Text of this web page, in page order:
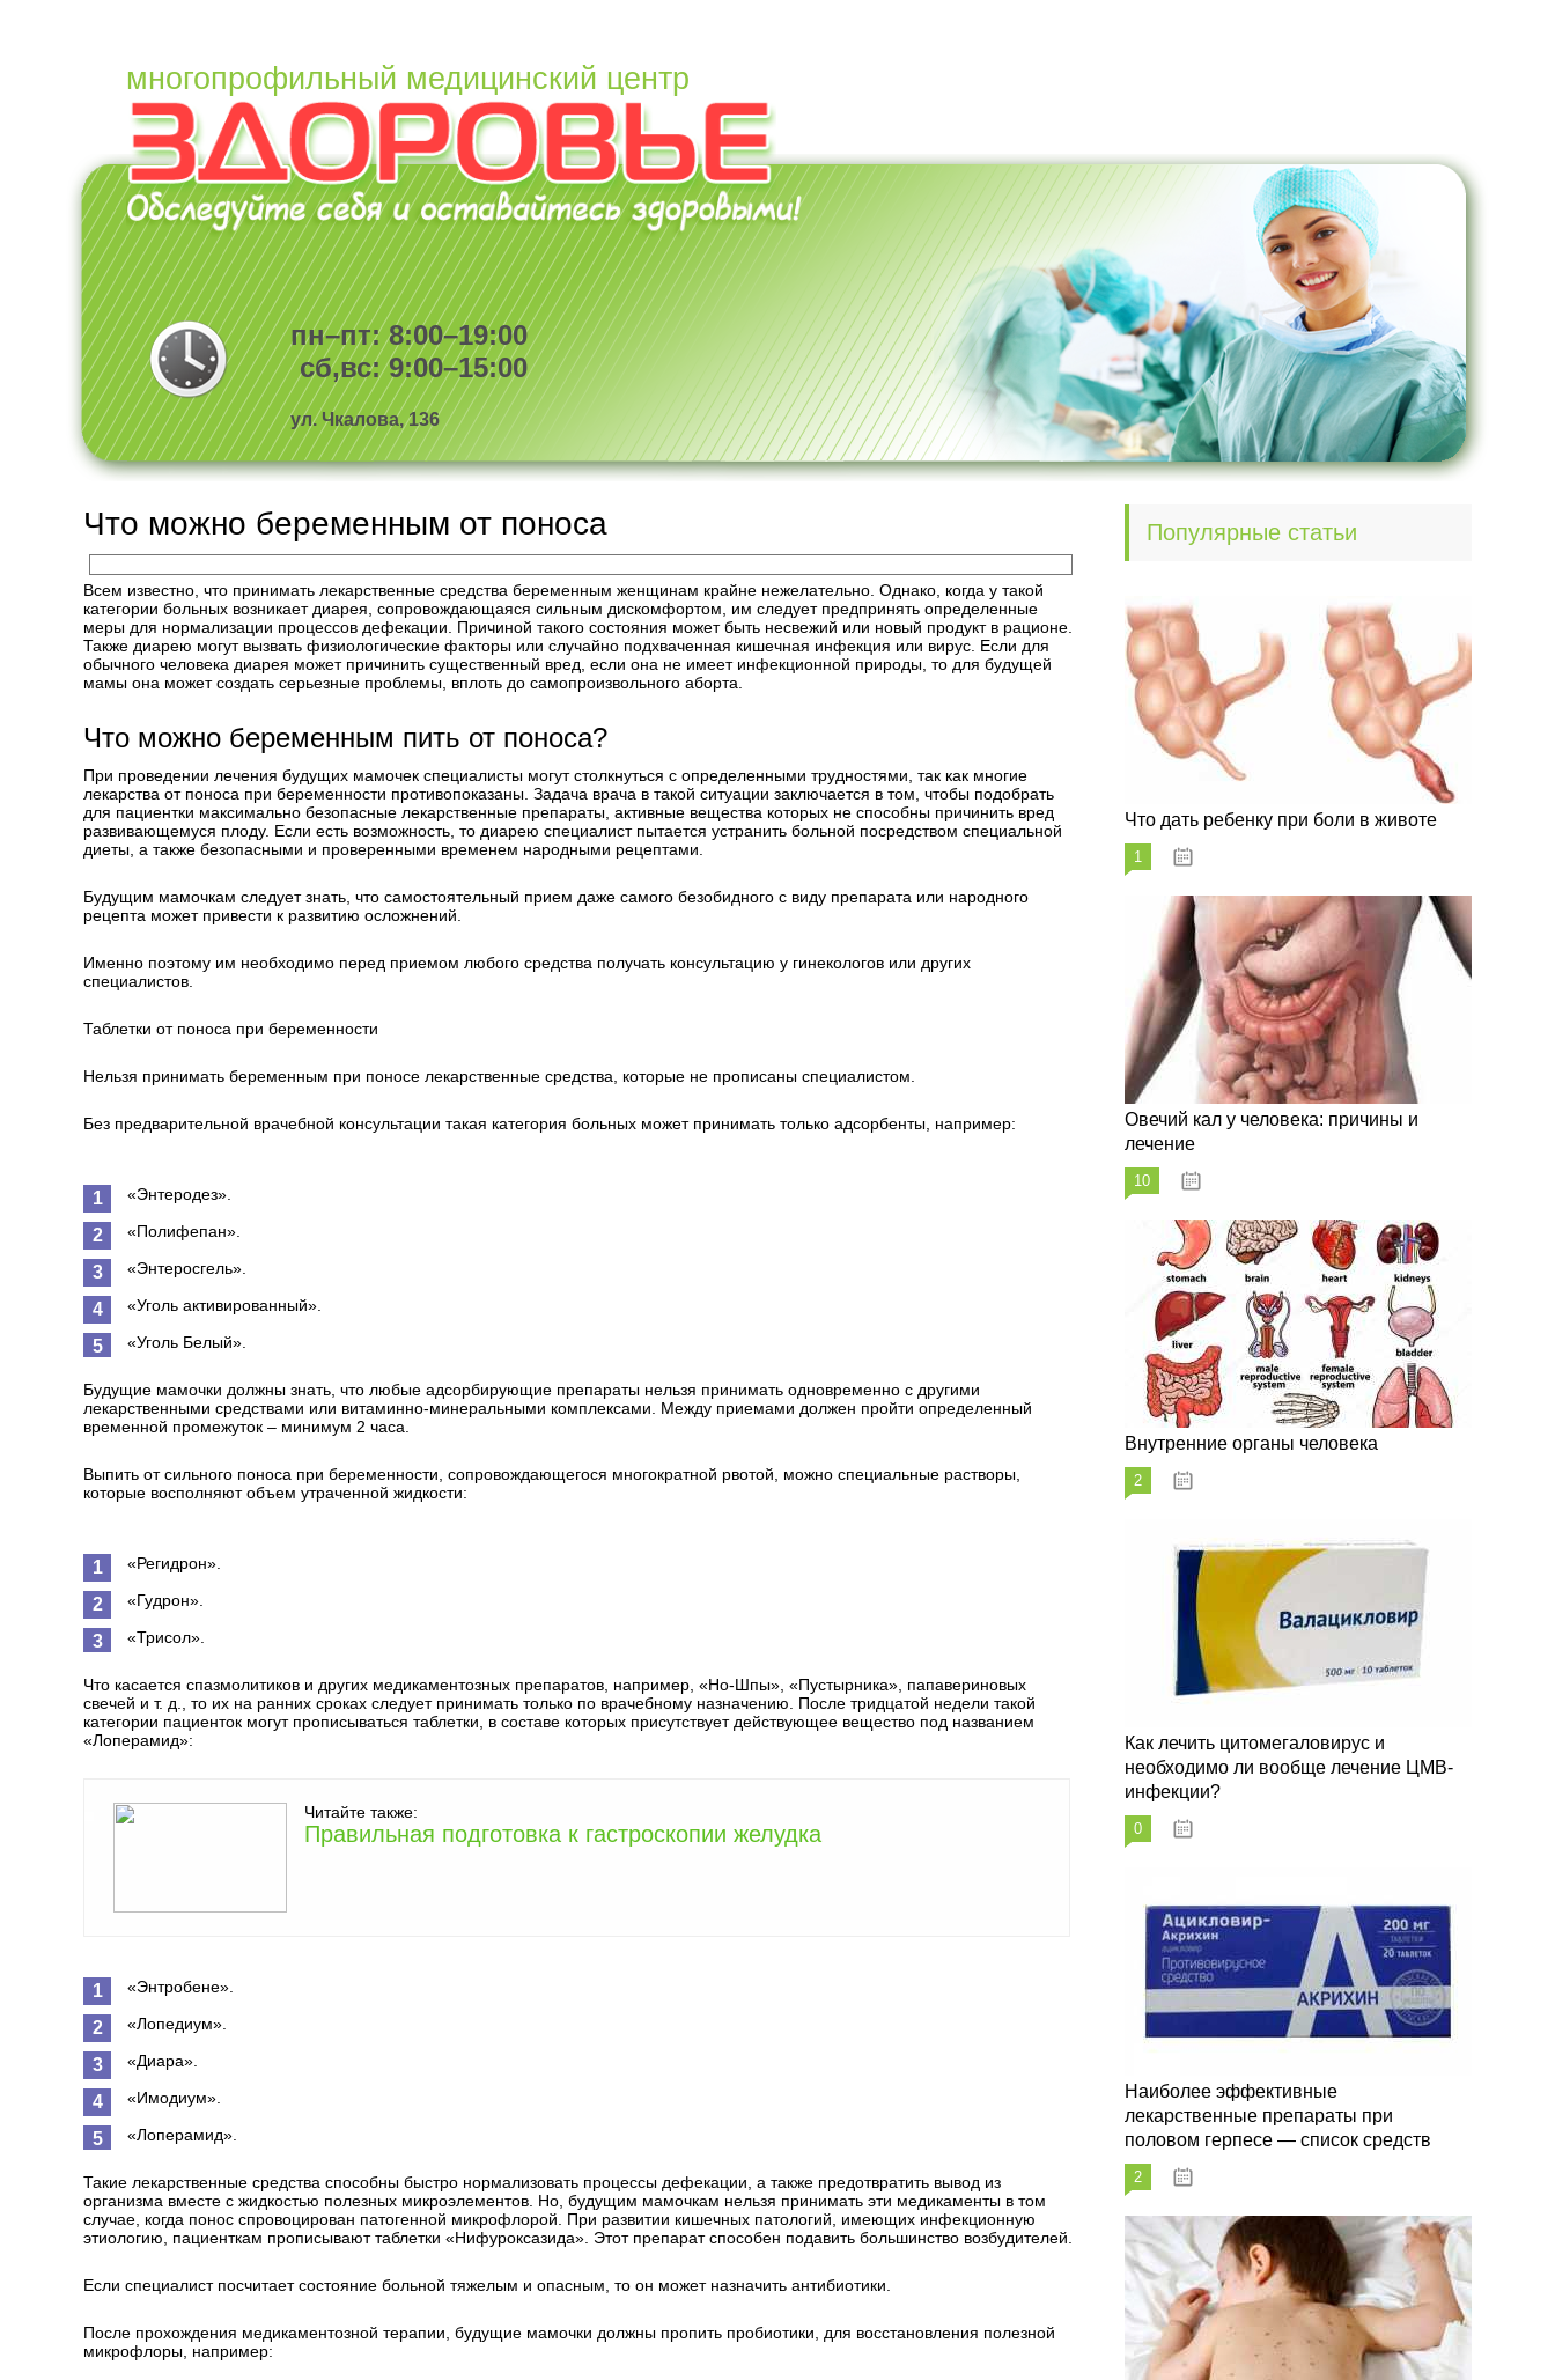
многопрофильный медицинский центр
пн–пт: 8:00–19:00
сб,вс: 9:00–15:00
ул. Чкалова, 136
Что можно беременным от поноса
Всем известно, что принимать лекарственные средства беременным женщинам крайне нежелательно. Однако, когда у такой
категории больных возникает диарея, сопровождающаяся сильным дискомфортом, им следует предпринять определенные
меры для нормализации процессов дефекации. Причиной такого состояния может быть несвежий или новый продукт в рационе.
Также диарею могут вызвать физиологические факторы или случайно подхваченная кишечная инфекция или вирус. Если для
обычного человека диарея может причинить существенный вред, если она не имеет инфекционной природы, то для будущей
мамы она может создать серьезные проблемы, вплоть до самопроизвольного аборта.
Что можно беременным пить от поноса?
При проведении лечения будущих мамочек специалисты могут столкнуться с определенными трудностями, так как многие
лекарства от поноса при беременности противопоказаны. Задача врача в такой ситуации заключается в том, чтобы подобрать
для пациентки максимально безопасные лекарственные препараты, активные вещества которых не способны причинить вред
развивающемуся плоду. Если есть возможность, то диарею специалист пытается устранить больной посредством специальной
диеты, а также безопасными и проверенными временем народными рецептами.
Будущим мамочкам следует знать, что самостоятельный прием даже самого безобидного с виду препарата или народного
рецепта может привести к развитию осложнений.
Именно поэтому им необходимо перед приемом любого средства получать консультацию у гинекологов или других
специалистов.
Таблетки от поноса при беременности
Нельзя принимать беременным при поносе лекарственные средства, которые не прописаны специалистом.
Без предварительной врачебной консультации такая категория больных может принимать только адсорбенты, например:
«Энтеродез».
«Полифепан».
«Энтеросгель».
«Уголь активированный».
«Уголь Белый».
Будущие мамочки должны знать, что любые адсорбирующие препараты нельзя принимать одновременно с другими
лекарственными средствами или витаминно-минеральными комплексами. Между приемами должен пройти определенный
временной промежуток – минимум 2 часа.
Выпить от сильного поноса при беременности, сопровождающегося многократной рвотой, можно специальные растворы,
которые восполняют объем утраченной жидкости:
«Регидрон».
«Гудрон».
«Трисол».
Что касается спазмолитиков и других медикаментозных препаратов, например, «Но-Шпы», «Пустырника», папавериновых
свечей и т. д., то их на ранних сроках следует принимать только по врачебному назначению. После тридцатой недели такой
категории пациенток могут прописываться таблетки, в составе которых присутствует действующее вещество под названием
«Лоперамид»:
Читайте также:
Правильная подготовка к гастроскопии желудка
«Энтробене».
«Лопедиум».
«Диара».
«Имодиум».
«Лоперамид».
Такие лекарственные средства способны быстро нормализовать процессы дефекации, а также предотвратить вывод из
организма вместе с жидкостью полезных микроэлементов. Но, будущим мамочкам нельзя принимать эти медикаменты в том
случае, когда понос спровоцирован патогенной микрофлорой. При развитии кишечных патологий, имеющих инфекционную
этиологию, пациенткам прописывают таблетки «Нифуроксазида». Этот препарат способен подавить большинство возбудителей.
Если специалист посчитает состояние больной тяжелым и опасным, то он может назначить антибиотики.
После прохождения медикаментозной терапии, будущие мамочки должны пропить пробиотики, для восстановления полезной
микрофлоры, например:
Популярные статьи
Что дать ребенку при боли в животе
1
Овечий кал у человека: причины и
лечение
10
Внутренние органы человека
2
Как лечить цитомегаловирус и
необходимо ли вообще лечение ЦМВ-
инфекции?
0
Наиболее эффективные
лекарственные препараты при
половом герпесе — список средств
2